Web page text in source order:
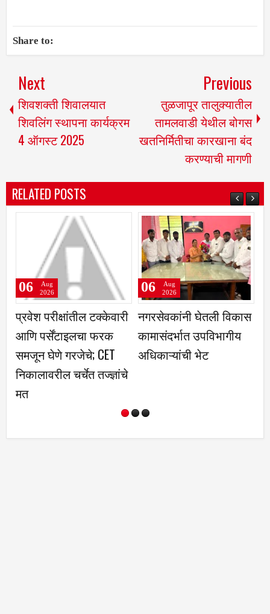
Share to:
Next
शिवशक्ती शिवालयात
शिवलिंग स्थापना कार्यक्रम
4 ऑगस्ट 2025
Previous
तुळजापूर तालुक्यातील
तामलवाडी येथील बोगस
खतनिर्मितीचा कारखाना बंद
करण्याची मागणी
RELATED POSTS
टक्केवारी
फरक
CET
तज्ज्ञांचे
नगरसेवकांनी घेतली विकास
कामासंदर्भात उपविभागीय
अधिकाऱ्यांची भेट
06
बाळूमामा
दुधगावकर यांच्या
06
Aug
2026